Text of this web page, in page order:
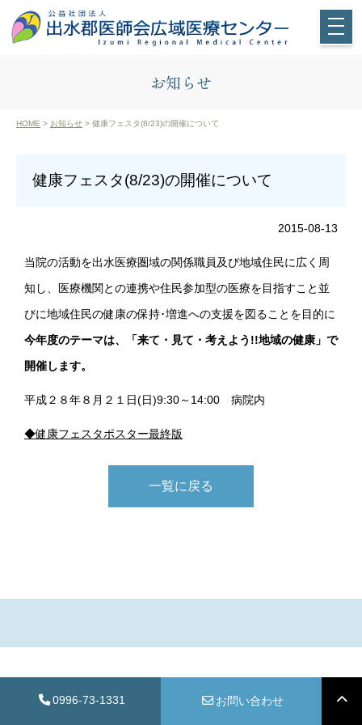
お知らせ
HOME > お知らせ > 健康フェスタ(8/23)の開催について
健康フェスタ(8/23)の開催について
2015-08-13
当院の活動を出水医療圏域の関係職員及び地域住民に広く周
知し、医療機関との連携や住民参加型の医療を目指すこと並
びに地域住民の健康の保持･増進への支援を図ることを目的に
今年度のテーマは、「来て・見て・考えよう!!地域の健康」で
開催します。
平成２８年８月２１日(日)9:30～14:00 病院内
◆健康フェスタポスター最終版
一覧に戻る
0996-73-1331 お問い合わせ